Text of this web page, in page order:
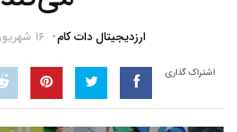
ارزدیجیتال دات کام ۱۶ شهریور ۱۴۰۴
اشتراک گذاری